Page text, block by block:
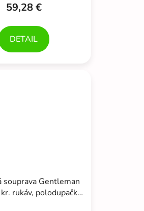
59,28 €
DETAIL
souprava Gentleman
rukáv, polodupačky